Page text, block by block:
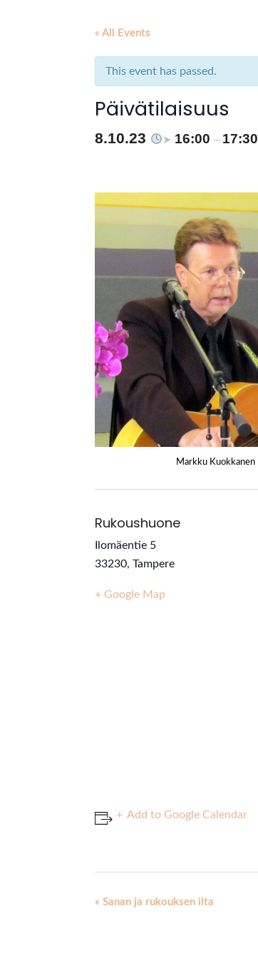
« All Events
This event has passed.
Päivätilaisuus
8.10.23 ➤ 16:00– 17:30
Markku Kuokkanen
Rukoushuone
Ilomäentie 5
33230, Tampere
+ Google Map
Add to Google Calendar
Event
« Sanan ja rukouksen ilta